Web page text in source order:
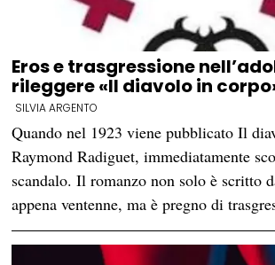
Eros e trasgressione
rileggere «Il diavolo in
SILVIA ARGENTO
Quando nel 1923 viene pubblicato Il
Raymond Radiguet, immediatamente
scandalo. Il romanzo non solo è scritto
appena ventenne, ma è pregno di